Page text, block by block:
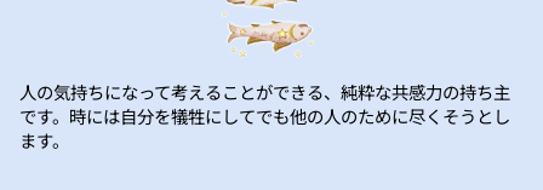
人の気持ちになって考えることができる、純粋な共感力の持ち主
です。時には自分を犠牲にしてでも他の人のために尽くそうとし
ます。